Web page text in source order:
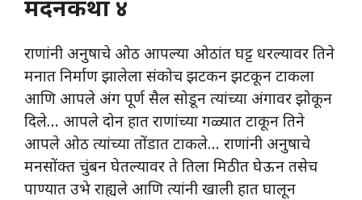
मदनकथा ४
राणांनी अनुषाचे ओठ आपल्या ओठांत घट्ट धरल्यावर तिने
मनात निर्माण झालेला संकोच झटकन झटकून टाकला
आणि आपले अंग पूर्ण सैल सोडून त्यांच्या अंगावर झोकून
दिले… आपले दोन हात राणांच्या गळ्यात टाकून तिने
आपले ओठ त्यांच्या तोंडात टाकले… राणांनी अनुषाचे
मनसोंक्त चुंबन घेतल्यावर ते तिला मिठीत घेऊन तसेच
पाण्यात उभे राह्यले आणि त्यांनी खाली हात घालून